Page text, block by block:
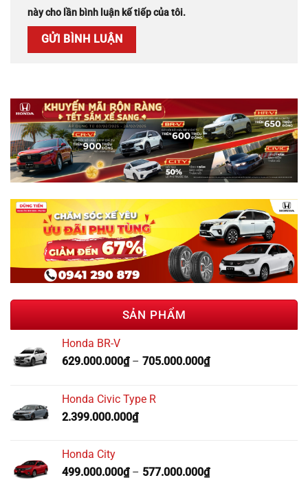
này cho lần bình luận kế tiếp của tôi.
SẢN PHẨM
Honda BR-V
629.000.000₫– 705.000.000₫
Honda Civic Type R
2.399.000.000₫
Honda City
499.000.000₫– 577.000.000₫